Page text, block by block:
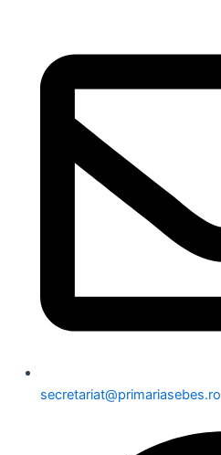
secretariat@primariasebes.ro